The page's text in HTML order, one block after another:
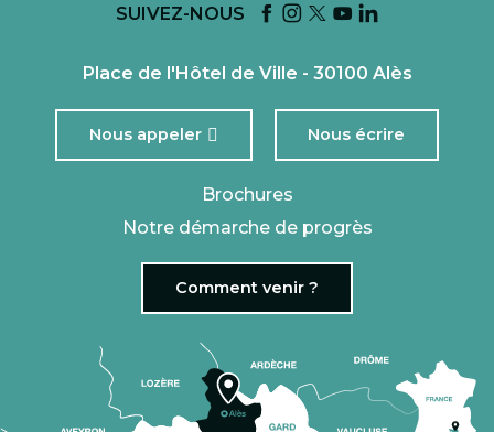
SUIVEZ-NOUS
Place de l'Hôtel de Ville - 30100 Alès
Nous appeler Nous écrire
Brochures
Notre démarche de progrès
Comment venir ?